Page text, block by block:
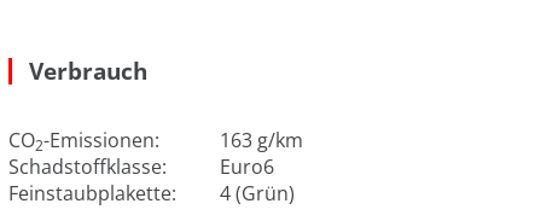
Verbrauch
CO2-Emissionen:
163 g/km
Schadstoffklasse:
Euro6
Feinstaubplakette:
4 (Grün)